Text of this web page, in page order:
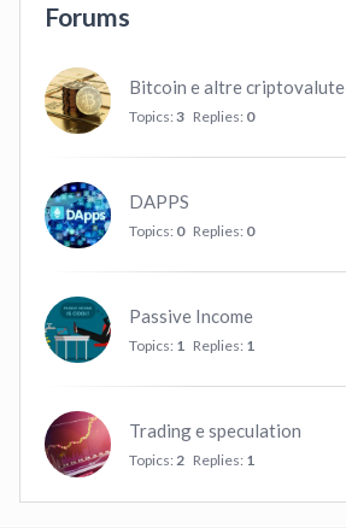
Forums
Bitcoin e altre criptovalute
Topics: 3 Replies: 0
DAPPS
Topics: 0 Replies: 0
Passive Income
Topics: 1 Replies: 1
Trading e speculation
Topics: 2 Replies: 1